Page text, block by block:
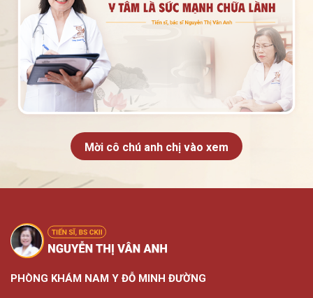
Mời cô chú anh chị vào xem
PHÒNG KHÁM NAM Y ĐỖ MINH ĐƯỜNG